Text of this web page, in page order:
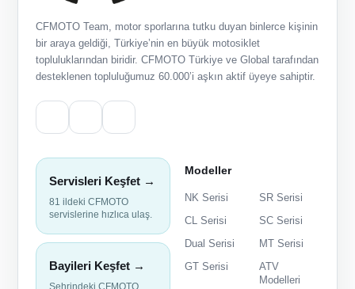
CFMOTO Team, motor sporlarına tutku duyan binlerce kişinin
bir araya geldiği, Türkiye’nin en büyük motosiklet
topluluklarından biridir. CFMOTO Türkiye ve Global tarafından
desteklenen topluluğumuz 60.000’i aşkın aktif üyeye sahiptir.
Servisleri Keşfet →
81 ildeki CFMOTO
servislerine hızlıca ulaş.
Bayileri Keşfet →
Modeller
NK Serisi
SR Serisi
CL Serisi
SC Serisi
Dual Serisi
MT Serisi
GT Serisi
ATV
Modelleri